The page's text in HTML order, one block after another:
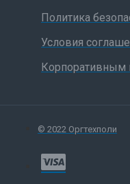
Политика
Условия
Корпоративным
© 2022 Оргтехполи